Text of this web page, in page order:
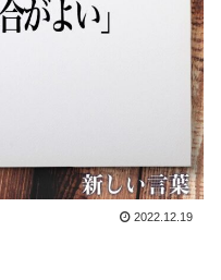
2022.12.19